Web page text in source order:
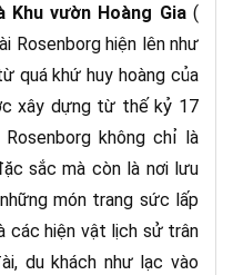
Khu vườn Hoàng Gia(
Rosenborg hiện lên như
quá khứ huy hoàng của
xây dựng từ thế kỷ 17
không chỉ là
sắc mà còn là nơi lưu
món trang sức lấp
các hiện vật lịch sử trân
du khách như lạc vào